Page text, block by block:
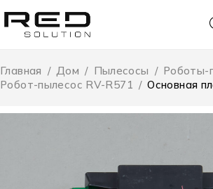
Главная / Дом / Пылесосы / Роботы-
Робот-пылесос RV-R571 / Основная